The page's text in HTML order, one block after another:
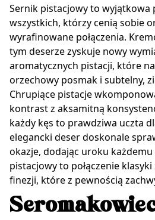
Sernik pistacjowy to wyjątkowa
wszystkich, którzy cenią sobie
wyrafinowane połączenia.
tym deserze zyskuje nowy
aromatycznych pistacji, które
orzechowy posmak i subtelny,
Chrupiące pistacje
kontrast z aksamitną
każdy kęs to prawdziwa uczta
elegancki deser doskonale
okazje, dodając uroku
pistacjowy to połączenie
finezji, które z pewnością